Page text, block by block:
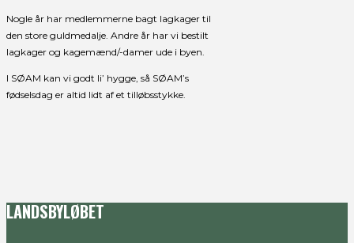
Nogle år har medlemmerne bagt lagkager til
den store guldmedalje. Andre år har vi bestilt
lagkager og kagemænd/-damer ude i byen.
I SØAM kan vi godt li’ hygge, så SØAM’s
fødselsdag er altid lidt af et tilløbsstykke.
LANDSBYLØBET